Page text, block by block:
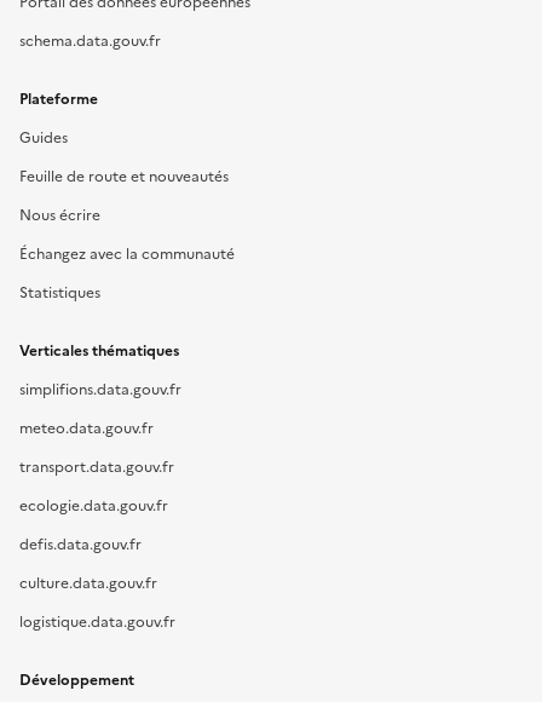
schema.data.gouv.fr
Plateforme
Guides
Feuille de route et nouveautés
Nous écrire
Échangez avec la communauté
Statistiques
Verticales thématiques
simplifions.data.gouv.fr
meteo.data.gouv.fr
transport.data.gouv.fr
ecologie.data.gouv.fr
defis.data.gouv.fr
culture.data.gouv.fr
logistique.data.gouv.fr
Développement